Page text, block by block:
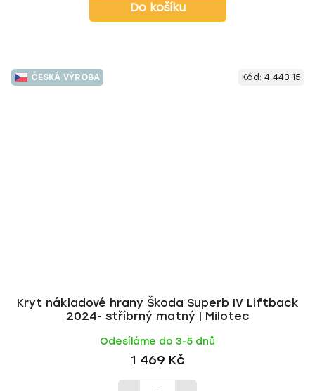
Do košíku
ČESKÁ VÝROBA
Kryt nákladové hrany Škoda Superb IV Liftback
2024- stříbrný matný | Milotec
Odesíláme do 3-5 dnů
1 469 Kč
Kód: 4 443 15